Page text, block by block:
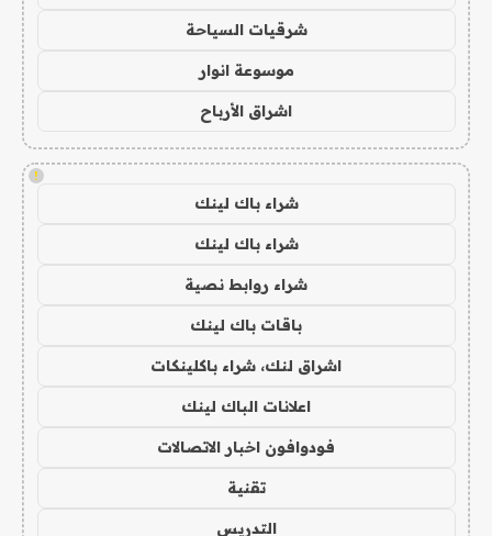
شرقيات السياحة
موسوعة انوار
اشراق الأرباح
!
شراء باك لينك
شراء باك لينك
شراء روابط نصية
باقات باك لينك
اشراق لنك، شراء باكلينكات
اعلانات الباك لينك
فودوافون اخبار الاتصالات
تقنية
التدريس